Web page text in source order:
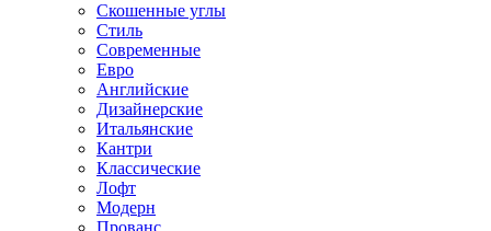
Скошенные углы
Стиль
Современные
Евро
Английские
Дизайнерские
Итальянские
Кантри
Классические
Лофт
Модерн
Прованс